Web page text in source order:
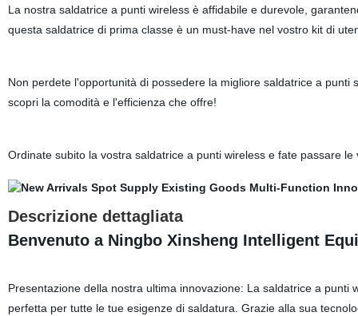
La nostra saldatrice a punti wireless è affidabile e durevole,
questa saldatrice di prima classe è un must-have nel vostro kit di
Non perdete l'opportunità di possedere la migliore saldatrice a
scopri la comodità e l'efficienza che offre!
Ordinatesubito la vostra saldatrice a punti wireless e fate passare
Descrizione dettagliata
Benvenuto a Ningbo Xinsheng Intelligent
Presentazione della nostra ultima innovazione: La saldatrice a
perfetta per tutte le tue esigenze di saldatura. Grazie alla sua